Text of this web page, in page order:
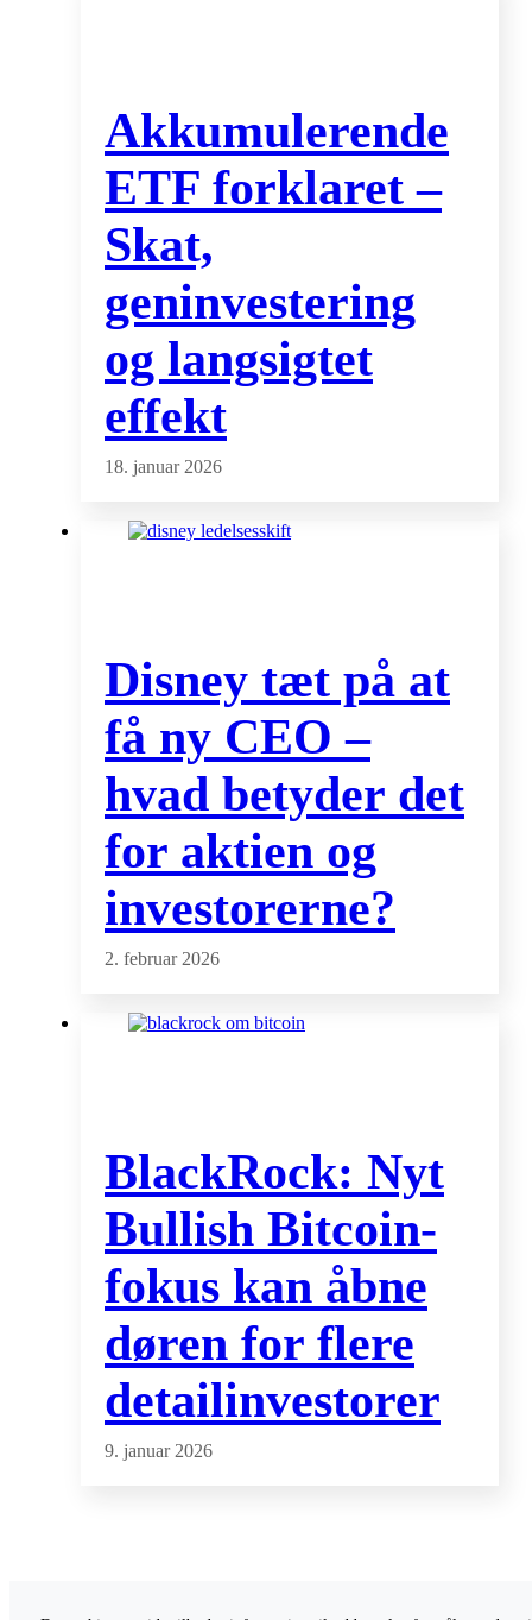
Akkumulerende
ETF forklaret –
Skat,
geninvestering
og langsigtet
effekt
18. januar 2026
Disney tæt på at
få ny CEO –
hvad betyder det
for aktien og
investorerne?
2. februar 2026
BlackRock: Nyt
Bullish Bitcoin-
fokus kan åbne
døren for flere
detailinvestorer
9. januar 2026